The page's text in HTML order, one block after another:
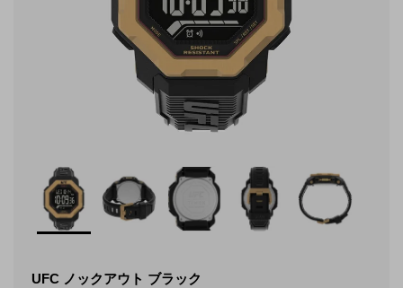
UFC ノックアウト ブラック